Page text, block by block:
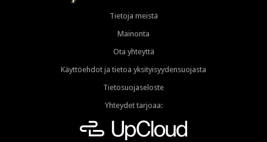
Tietoja meistä
Mainonta
Ota yhteyttä
Käyttöehdot ja tietoa yksityisyydensuojasta
Tietosuojaseloste
Yhteydet tarjoaa: